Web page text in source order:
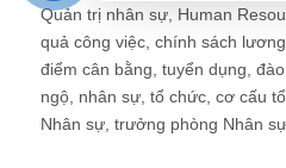
Quản trị nhân sự, Human
quả công việc, chính sách
điểm cân bằng, tuyển dụng,
ngộ, nhân sự, tổ chức, cơ cấu
Nhân sự, trưởng phòng Nhân